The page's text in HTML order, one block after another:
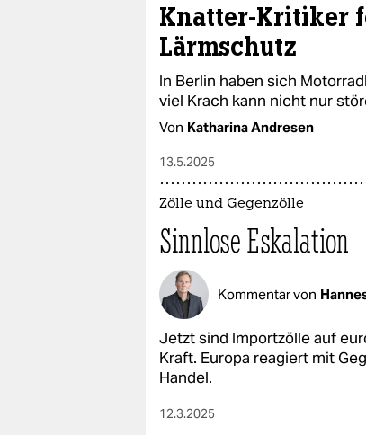
Knatter-Kritiker
Lärmschutz
In Berlin haben sich
viel Krach kann nicht nur
Von Katharina Andresen
13.5.2025
Zölle und Gegenzölle
Sinnlose Eskalation
Kommentar von
Jetzt sind Importzölle auf
Kraft. Europa reagiert mit
Handel.
12.3.2025